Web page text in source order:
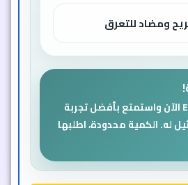
ومضاد للتعرق
احجز Earbuds M20 الآن واستمتع بأفضل تجربة
له. الكمية محدودة، اطلبها